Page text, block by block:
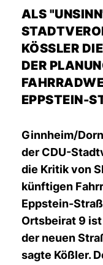
ALS
KÖSSLER
ER
PPSTEIN-
Ginnheim/
der CDU-
die Kritik von
künftigen
Eppstein-
Ortsbeirat 9
der neuen
sagte Kößler.